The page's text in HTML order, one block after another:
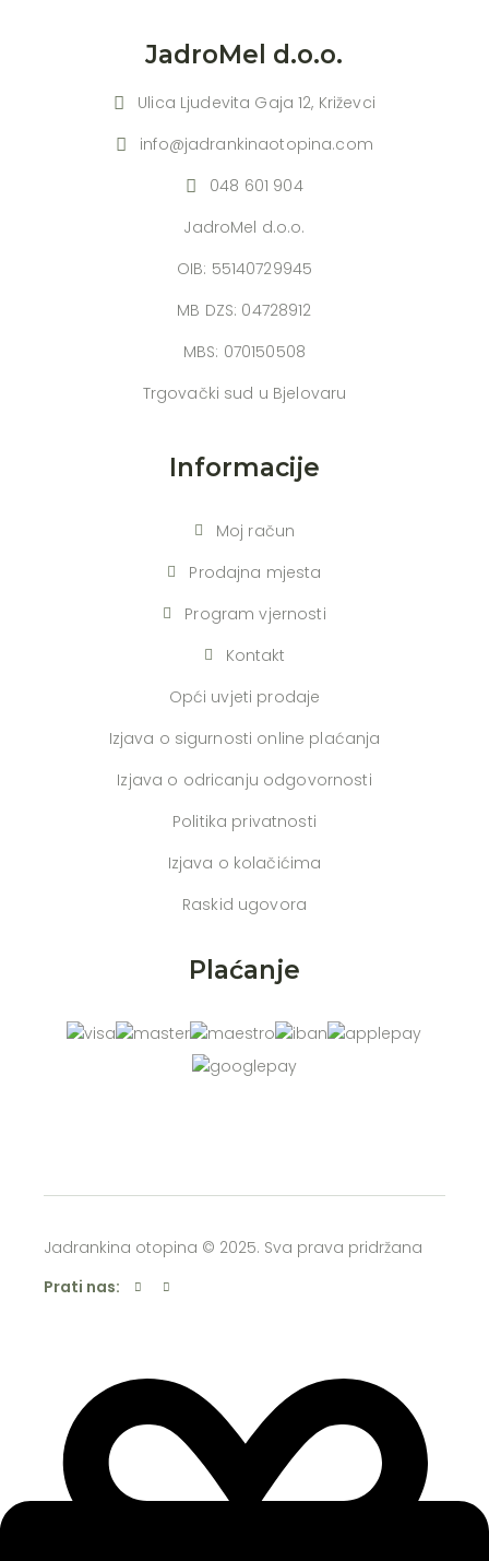
JadroMel d.o.o.
Ulica Ljudevita Gaja 12, Križevci
info@jadrankinaotopina.com
048 601 904
JadroMel d.o.o.
OIB: 55140729945
MB DZS: 04728912
MBS: 070150508
Trgovački sud u Bjelovaru
Informacije
Moj račun
Prodajna mjesta
Program vjernosti
Kontakt
Opći uvjeti prodaje
Izjava o sigurnosti online plaćanja
Izjava o odricanju odgovornosti
Politika privatnosti
Izjava o kolačićima
Raskid ugovora
Plaćanje
Jadrankina otopina © 2025. Sva prava pridržana
Prati nas: